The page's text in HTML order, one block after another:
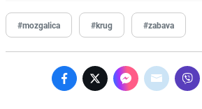
#mozgalica #krug #zabava